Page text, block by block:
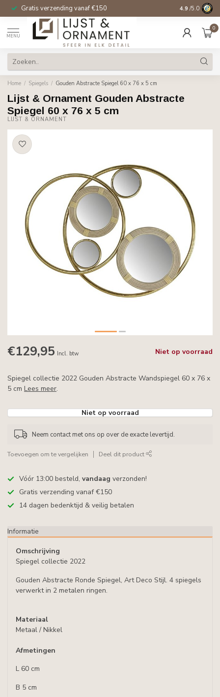
Gratis verzending vanaf €150 14 dagen
4.9 /5.0
MENU
0
Home / Spiegels / Gouden Abstracte Spiegel 60 x 76 x 5 cm
Lijst & Ornament Gouden Abstracte
Spiegel 60 x 76 x 5 cm
LIJST & ORNAMENT
€129,95 Incl. btw Niet op voorraad
Spiegel collectie 2022 Gouden Abstracte Wandspiegel 60 x 76 x
5 cm Lees meer.
Niet op voorraad
Neem contact met ons op over de exacte levertijd.
Toevoegen om te vergelijken Deel dit product
Vóór 13:00 besteld, vandaag verzonden!
Gratis verzending vanaf €150
14 dagen bedenktijd & veilig betalen
Informatie
Omschrijving
Spiegel collectie 2022
Gouden Abstracte Ronde Spiegel, Art Deco Stijl. 4 spiegels
verwerkt in 2 metalen ringen.
Materiaal
Metaal / Nikkel
Afmetingen
L 60 cm
B 5 cm